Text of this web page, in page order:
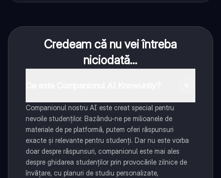
Credeam că nu vei întreba
niciodată...
Companionul nostru AI este creat special pentru
nevoile studenților. Bazându-ne pe milioanele de
materiale de pe platformă, putem oferi răspunsuri
exacte și relevante pentru studenți. Dar nu este vorba
doar despre răspunsuri, companionul este mai ales
despre ghidarea studenților prin provocările zilnice de
învățare, cu planuri de studiu personalizate,